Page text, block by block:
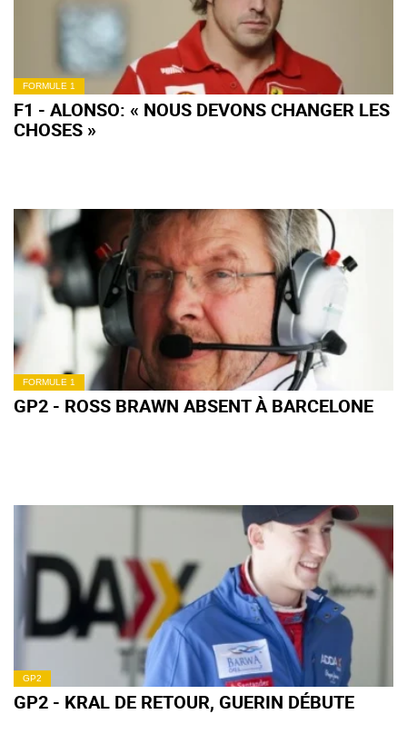
FORMULE 1
F1 - ALONSO: « NOUS DEVONS CHANGER LES
CHOSES »
FORMULE 1
GP2 - ROSS BRAWN ABSENT À BARCELONE
GP2
GP2 - KRAL DE RETOUR, GUERIN DÉBUTE